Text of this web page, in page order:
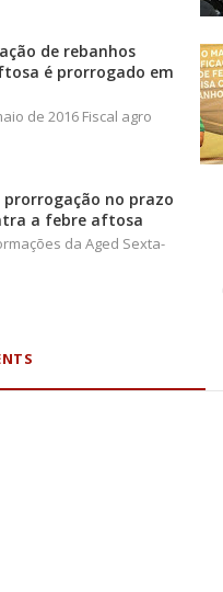
de rebanhos
é prorrogado em
de 2016 Fiscal agro
prorrogação no prazo
a febre aftosa
da Aged Sexta-